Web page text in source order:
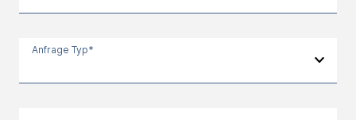
Anfrage Typ*